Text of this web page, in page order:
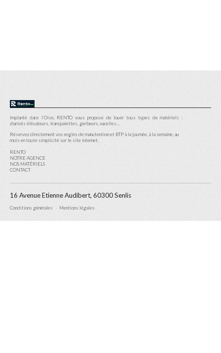
Implanté dans l’Oise, RENTO vous propose de louer tous types de matériels :
chariots élévateurs, transpalettes, gerbeurs, nacelles…
Réservez directement vos engins de manutention et BTP à la journée, à la semaine, au
mois en toute simplicité sur le site internet.
RENTO
NOTRE AGENCE
NOS MATÉRIELS
CONTACT
16 Avenue Etienne Audibert, 60300 Senlis
Conditions générales Mentions légales